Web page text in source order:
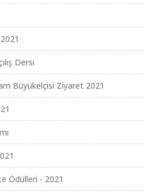
Dersi
Büyükelçisi Ziyaret 2021
Ödülleri - 2021